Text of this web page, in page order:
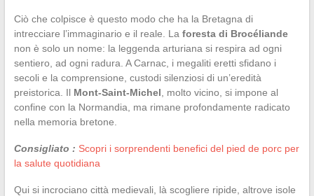
Ciò che colpisce è questo modo che ha la Bretagna di
intrecciare l’immaginario e il reale. La foresta di Brocéliande
non è solo un nome: la leggenda arturiana si respira ad ogni
sentiero, ad ogni radura. A Carnac, i megaliti eretti sfidano i
secoli e la comprensione, custodi silenziosi di un’eredità
preistorica. Il Mont-Saint-Michel , molto vicino, si impone al
confine con la Normandia, ma rimane profondamente radicato
nella memoria bretone.
Consigliato : Scopri i sorprendenti benefici del pied de porc per
la salute quotidiana
Qui si incrociano città medievali, là scogliere ripide, altrove isole